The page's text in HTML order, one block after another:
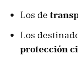
Los de
Los
protección